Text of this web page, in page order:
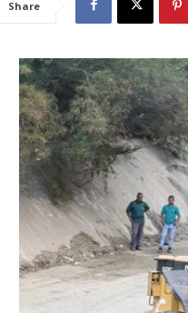
Share